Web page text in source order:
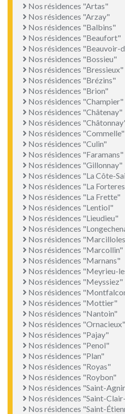
Nos résidences "Artas"
Nos résidences "Arzay"
Nos résidences "Balbins"
Nos résidences "Beaufort"
Nos résidences "Beauvoir-
Nos résidences "Bossieu"
Nos résidences "Bressieux"
Nos résidences "Brézins"
Nos résidences "Brion"
Nos résidences "Champier"
Nos résidences "Châtenay"
Nos résidences
Nos résidences "Commelle"
Nos résidences "Culin"
Nos résidences "Faramans"
Nos résidences "Gillonnay"
Nos résidences "La Côte-
Nos résidences "La
Nos résidences "La Frette"
Nos résidences "Lentiol"
Nos résidences "Lieudieu"
Nos résidences
Nos résidences
Nos résidences "Marcollin"
Nos résidences "Marnans"
Nos résidences "Meyrieu-
Nos résidences "Meyssiez"
Nos résidences
Nos résidences "Mottier"
Nos résidences "Nantoin"
Nos résidences "Ornacieux"
Nos résidences "Pajay"
Nos résidences "Penol"
Nos résidences "Plan"
Nos résidences "Royas"
Nos résidences "Roybon"
Nos résidences "Saint-
Nos résidences "Saint-
Nos résidences "Saint-